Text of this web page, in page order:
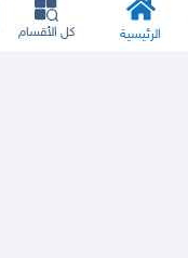
الرئيسية كل الأقسام